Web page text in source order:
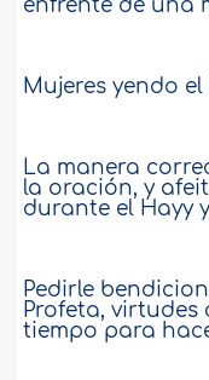
enfrente de una
Mujeres yendo
La manera
la oración, y
durante el Hayy
Pedirle
Profeta, virtudes
tiempo para